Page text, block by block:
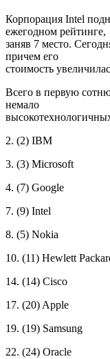
Корпорация Intel
ежегодном рейтинге,
заняв 7 место.
причем его
стоимость
Всего в первую
немало
2. (2) IBM
3. (3) Microsoft
4. (7) Google
7. (9) Intel
8. (5) Nokia
10. (11) Hewlett
14. (14) Cisco
17. (20) Apple
19. (19) Samsung
22. (24) Oracle